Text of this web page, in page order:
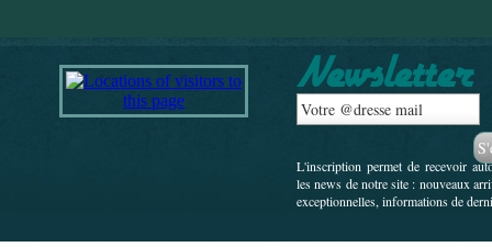
L'inscription permet de recevoir
les news de notre site : nouveaux
exceptionnelles, informations de